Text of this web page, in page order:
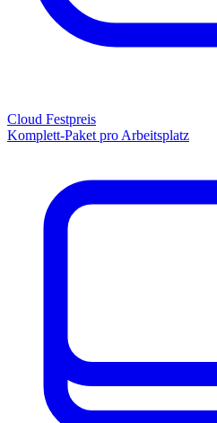
Cloud Festpreis
Komplett-Paket pro Arbeitsplatz